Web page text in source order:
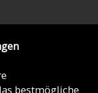
bestmögliche